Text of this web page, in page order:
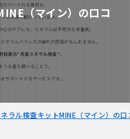
（マイン）の口コ
ラル検査キットMINE（マイン）の